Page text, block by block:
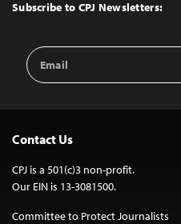
Subscribe to CPJ Newsletters:
Email
Address
Contact Us
CPJ is a 501(c)3 non-profit.
Our EIN is 13-3081500.
Committee to Protect Journalists